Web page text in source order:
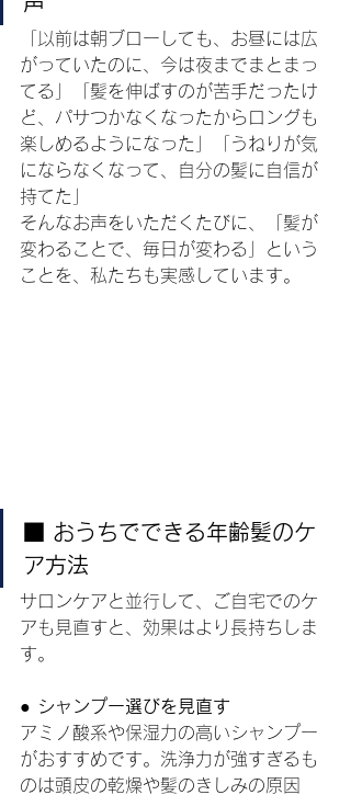
「以前は朝ブローしても、お昼には広
がっていたのに、今は夜までまとまっ
てる」「髪を伸ばすのが苦手だったけ
ど、パサつかなくなったからロングも
楽しめるようになった」「うねりが気
にならなくなって、自分の髪に自信が
持てた」
そんなお声をいただくたびに、「髪が
変わることで、毎日が変わる」という
ことを、私たちも実感しています。
■ おうちでできる年齢髪のケ
ア方法
サロンケアと並行して、ご自宅でのケ
アも見直すと、効果はより長持ちしま
す。
● シャンプー選びを見直す
アミノ酸系や保湿力の高いシャンプー
がおすすめです。洗浄力が強すぎるも
のは頭皮の乾燥や髪のきしみの原因